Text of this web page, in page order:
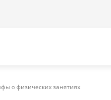
о физических занятиях